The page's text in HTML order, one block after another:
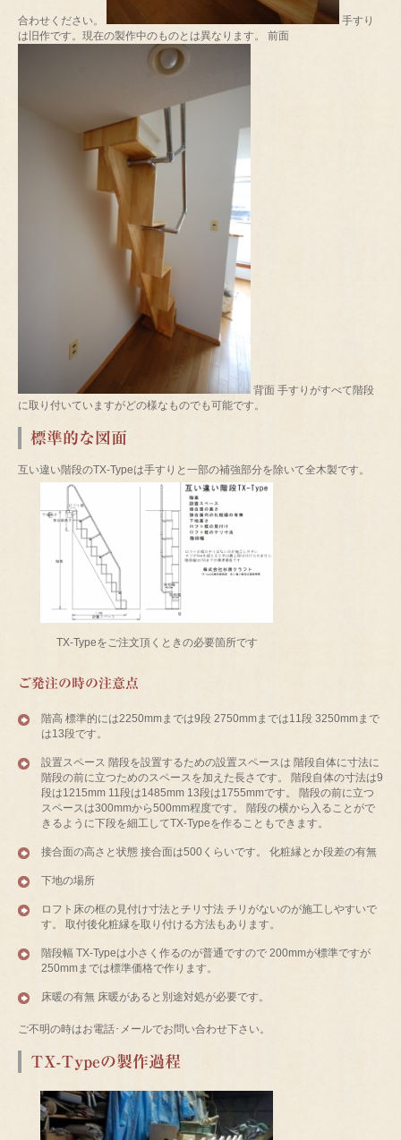
合わせください。
手すり
は旧作です。現在の製作中のものとは異なります。 前面
背面 手すりがすべて階段
に取り付いていますがどの様なものでも可能です。
標準的な図面
互い違い階段のTX-Typeは手すりと一部の補強部分を除いて全木製です。
TX-Typeをご注文頂くときの必要箇所です
ご発注の時の注意点
階高 標準的には2250mmまでは9段 2750mmまでは11段 3250mmまで
は13段です。
設置スペース 階段を設置するための設置スペースは 階段自体に寸法に
階段の前に立つためのスペースを加えた長さです。 階段自体の寸法は9
段は1215mm 11段は1485mm 13段は1755mmです。 階段の前に立つ
スペースは300mmから500mm程度です。 階段の横から入ることがで
きるように下段を細工してTX-Typeを作ることもできます。
接合面の高さと状態 接合面は500くらいです。 化粧縁とか段差の有無
下地の場所
ロフト床の框の見付け寸法とチリ寸法 チリがないのが施工しやすいで
す。 取付後化粧縁を取り付ける方法もあります。
階段幅 TX-Typeは小さく作るのが普通ですので 200mmが標準ですが
250mmまでは標準価格で作ります。
床暖の有無 床暖があると別途対処が必要です。
ご不明の時はお電話･メールでお問い合わせ下さい。
TX-Typeの製作過程